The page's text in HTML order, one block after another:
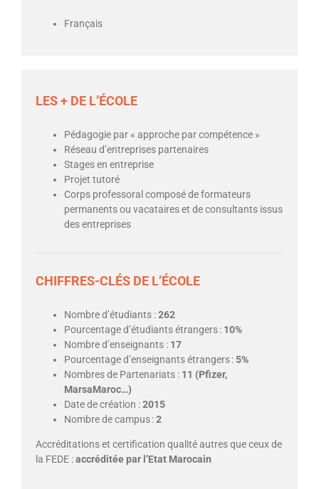
Français
LES + DE L’ÉCOLE
Pédagogie par « approche par compétence »
Réseau d’entreprises partenaires
Stages en entreprise
Projet tutoré
Corps professoral composé de formateurs
permanents ou vacataires et de consultants issus
des entreprises
CHIFFRES-CLÉS DE L’ÉCOLE
Nombre d’étudiants :262
Pourcentage d’étudiants étrangers : 10%
Nombre d’enseignants : 17
Pourcentage d’enseignants étrangers :5%
Nombres de Partenariats : 11 (Pfizer,
MarsaMaroc…)
Date de création :2015
Nombre de campus :2
Accréditations et certification qualité autres que ceux de
la FEDE :accréditée par l’Etat Marocain